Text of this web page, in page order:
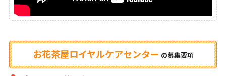
お花茶屋ロイヤルケアセンター の募集要項